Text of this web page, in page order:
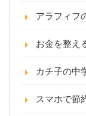
アラフィフ
お金を整え
カチ子の中
スマホで節